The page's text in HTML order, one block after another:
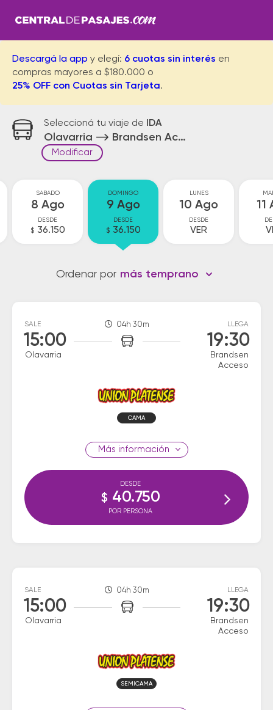
Descargá la app y elegí: 6 cuotas sin interés en
compras mayores a $180.000 o
25% OFF con Cuotas sin Tarjeta.
Seleccioná tu viaje de IDA
Olavarria Brandsen Acceso
Modificar
SABADO
8 Ago
DESDE
$ 36.150
DOMINGO
9 Ago
DESDE
$ 36.150
LUNES
10 Ago
DESDE
VER
11
Ordenar por más temprano
SALE
15:00
Olavarria
04h 30m LLEGA
19:30
Brandsen
Acceso
CAMA
información
DESDE
$ 40.750
POR PERSONA
SALE
15:00
Olavarria
04h 30m LLEGA
19:30
Brandsen
Acceso
SEMICAMA